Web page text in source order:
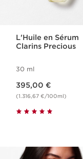
L'Huile en Sérum
Clarins Precious
30 ml
395,00 €
(1.316,67 €/100ml)